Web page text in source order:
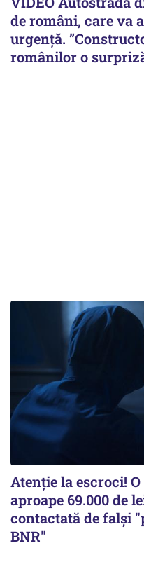
de români, care va
urgență.
românilor o
Atenție la escroci!
aproape 69.000 de
contactată de falși
BNR"